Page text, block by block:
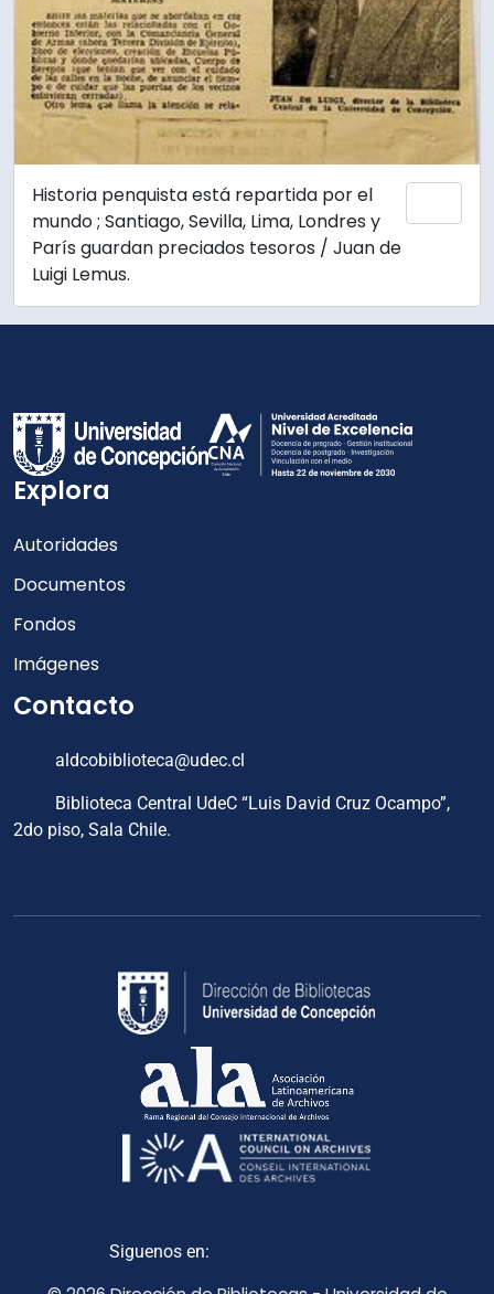
Historia penquista está repartida por el
mundo ; Santiago, Sevilla, Lima, Londres y
París guardan preciados tesoros / Juan de
Luigi Lemus.
Explora
Autoridades
Documentos
Fondos
Imágenes
Contacto
aldcobiblioteca@udec.cl
Biblioteca Central UdeC “Luis David Cruz Ocampo”,
2do piso, Sala Chile.
Siguenos en: